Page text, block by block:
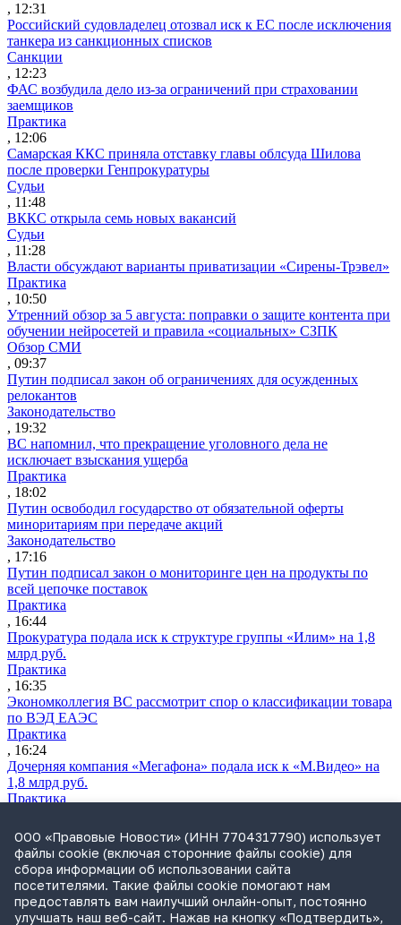
, 12:31
Российский судовладелец отозвал иск к ЕС после исключения
танкера из санкционных списков
Санкции
, 12:23
ФАС возбудила дело из-за ограничений при страховании
заемщиков
Практика
, 12:06
Самарская ККС приняла отставку главы облсуда Шилова
после проверки Генпрокуратуры
Судьи
, 11:48
ВККС открыла семь новых вакансий
Судьи
, 11:28
Власти обсуждают варианты приватизации «Сирены-Трэвел»
Практика
, 10:50
Утренний обзор за 5 августа: поправки о защите контента при
обучении нейросетей и правила «социальных» СЗПК
Обзор СМИ
, 09:37
Путин подписал закон об ограничениях для осужденных
релокантов
Законодательство
, 19:32
ВС напомнил, что прекращение уголовного дела не
исключает взыскания ущерба
Практика
, 18:02
Путин освободил государство от обязательной оферты
миноритариям при передаче акций
Законодательство
, 17:16
Путин подписал закон о мониторинге цен на продукты по
всей цепочке поставок
Практика
, 16:44
Прокуратура подала иск к структуре группы «Илим» на 1,8
млрд руб.
Практика
, 16:35
Экономколлегия ВС рассмотрит спор о классификации товара
по ВЭД ЕАЭС
Практика
, 16:24
Дочерняя компания «Мегафона» подала иск к «М.Видео» на
1,8 млрд руб.
Практика
СИП проверит отмену патента на систему управления
устройствами после возражений «Яндекса»
Практика
, 15:17
Суды 10 стран рассматривают иски российской «дочки»
Google о возврате дивидендов
ООО «Правовые Новости» (ИНН 7704317790) использует
файлы cookie (включая сторонние файлы cookie) для
сбора информации об использовании сайта
посетителями. Такие файлы cookie помогают нам
предоставлять вам наилучший онлайн-опыт, постоянно
улучшать наш веб-сайт. Нажав на кнопку «Подтвердить»,